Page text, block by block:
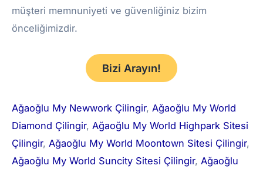
müşteri memnuniyeti ve güvenliğiniz bizim
önceliğimizdir.
Bizi Arayın!
Ağaoğlu My Newwork Çilingir, Ağaoğlu My World
Diamond Çilingir, Ağaoğlu My World Highpark Sitesi
Çilingir, Ağaoğlu My World Moontown Sitesi Çilingir
Ağaoğlu My World Suncity Sitesi Çilingir, Ağaoğlu